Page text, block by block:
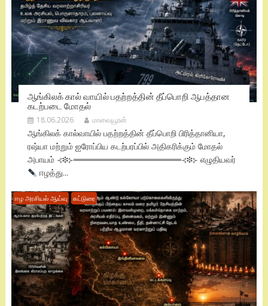
ஆங்கிலக் கால் வாயில் பதற்றத்தின் தீப்பொறி ஆபத்தான
கடற்படை மோதல்
18.06.2026 மாவையூரன்
ஆங்கிலக் கால்வாயில் பதற்றத்தின் தீப்பொறி பிரித்தானியா,
ரஷ்யா மற்றும் ஐரோப்பிய கடற்பரப்பில் அதிகரிக்கும் மோதல்
அபாயம் ⊰❉⊱══════════════════⊰❉⊱ எழுதியவர்
ஈழத்து...
ஈழ அரசியல் ஆய்வு கட்டுரை